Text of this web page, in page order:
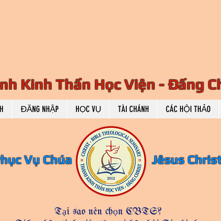
Kinh Thần Học Viện - Đấng
ĐĂNG NHẬP HỌC VỤ TÀI CHÁNH CÁC HỘI THẢO
Vụ Chúa Jêsus Christ
Tại sao nên chọn CBTS?